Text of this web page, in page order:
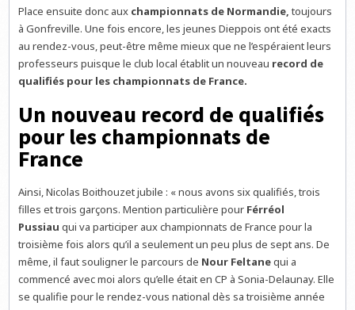
Place ensuite donc aux championnats de Normandie, toujours
à Gonfreville. Une fois encore, les jeunes Dieppois ont été exacts
au rendez-vous, peut-être même mieux que ne l’espéraient leurs
professeurs puisque le club local établit un nouveau record de
qualifiés pour les championnats de France.
Un nouveau record de qualifiés
pour les championnats de
France
Ainsi, Nicolas Boithouzet jubile : « nous avons six qualifiés, trois
filles et trois garçons. Mention particulière pour Férréol
Pussiau qui va participer aux championnats de France pour la
troisième fois alors qu’il a seulement un peu plus de sept ans. De
même, il faut souligner le parcours de Nour Feltanequi a
commencé avec moi alors qu’elle était en CP à Sonia-Delaunay. Elle
se qualifie pour le rendez-vous national dès sa troisième année